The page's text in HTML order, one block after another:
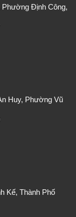
Phường Định Công,
Huy, Phường Vũ
Kế, Thành Phố